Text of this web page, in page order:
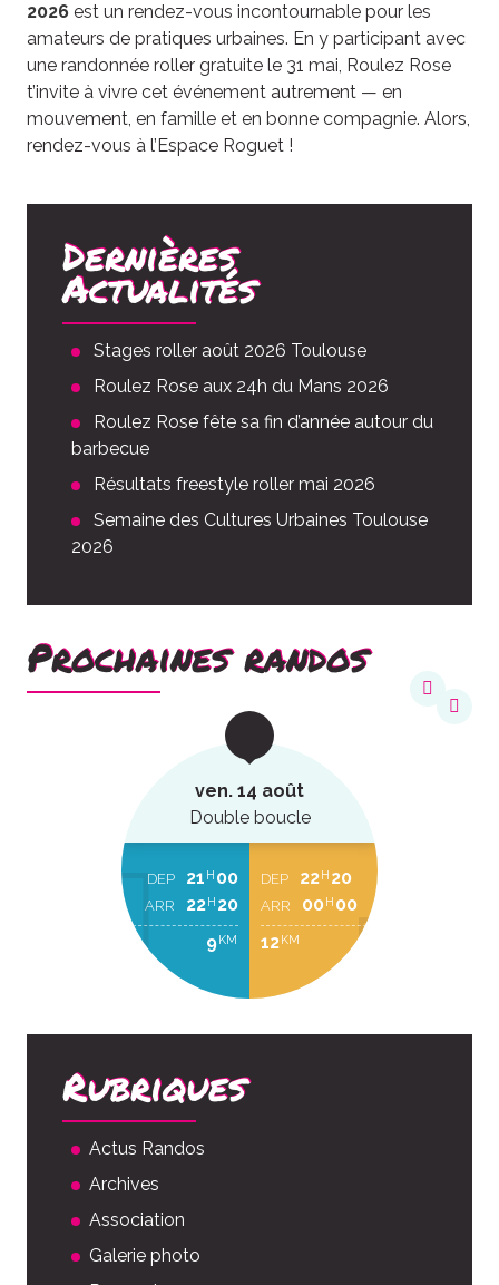
2026 est un rendez-vous incontournable pour les
amateurs de pratiques urbaines. En y participant avec
une randonnée roller gratuite le 31 mai, Roulez Rose
t’invite à vivre cet événement autrement — en
mouvement, en famille et en bonne compagnie. Alors,
rendez-vous à l’Espace Roguet !
Dernières
Actualités
Stages roller août 2026 Toulouse
Roulez Rose aux 24h du Mans 2026
Roulez Rose fête sa fin d’année autour du
barbecue
Résultats freestyle roller mai 2026
Semaine des Cultures Urbaines Toulouse
2026
Prochaines randos
ven. 14 août
Double boucle
DEP 21 H 00
ARR 22 H 20
9 KM
DEP 22 H 20
ARR 00 H 00
12 KM
Rubriques
Actus Randos
Archives
Association
Galerie photo